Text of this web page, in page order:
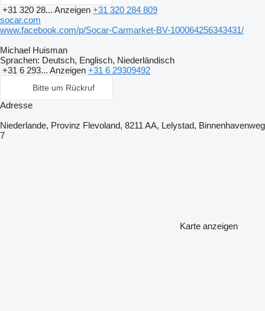
+31 320 28... Anzeigen +31 320 284 809
socar.com
www.facebook.com/p/Socar-Carmarket-BV-100064256343431/
Michael Huisman
Sprachen: Deutsch, Englisch, Niederländisch
+31 6 293... Anzeigen +31 6 29309492
Bitte um Rückruf
Adresse
Niederlande, Provinz Flevoland, 8211 AA, Lelystad, Binnenhavenweg
7
Karte anzeigen